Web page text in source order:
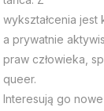
wykształcenia jest
a prywatnie
praw człowieka,
queer.
Interesują go